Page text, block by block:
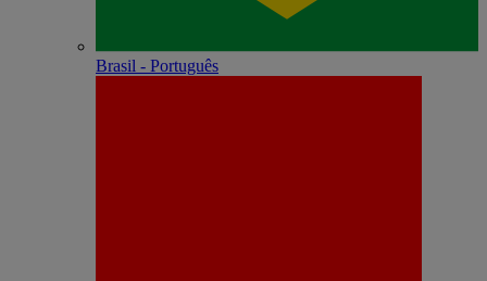
Brasil - Português